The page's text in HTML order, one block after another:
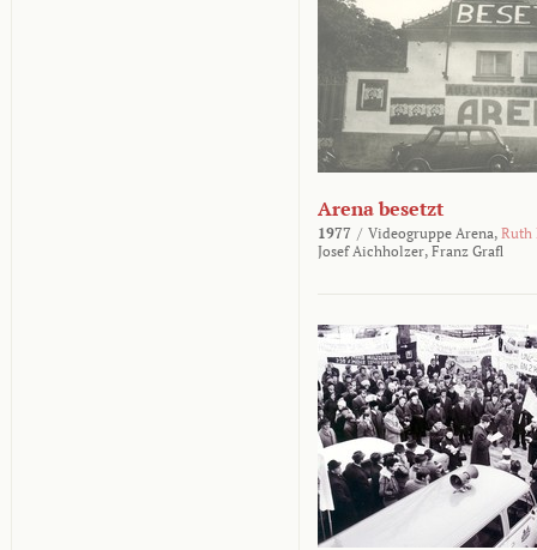
Arena besetzt
1977 / Videogruppe Arena, Ruth
Josef Aichholzer, Franz Grafl